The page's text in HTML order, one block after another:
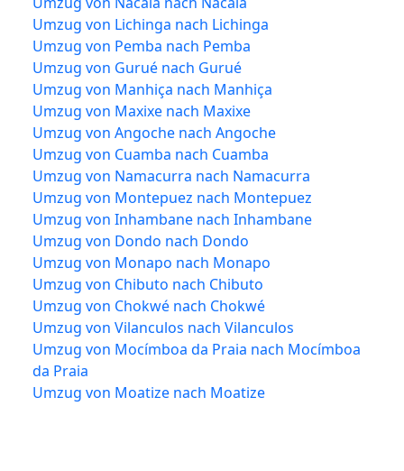
Umzug von Lichinga nach Lichinga
Umzug von Pemba nach Pemba
Umzug von Gurué nach Gurué
Umzug von Manhiça nach Manhiça
Umzug von Maxixe nach Maxixe
Umzug von Angoche nach Angoche
Umzug von Cuamba nach Cuamba
Umzug von Namacurra nach Namacurra
Umzug von Montepuez nach Montepuez
Umzug von Inhambane nach Inhambane
Umzug von Dondo nach Dondo
Umzug von Monapo nach Monapo
Umzug von Chibuto nach Chibuto
Umzug von Chokwé nach Chokwé
Umzug von Vilanculos nach Vilanculos
Umzug von Mocímboa da Praia nach Mocímboa
da Praia
Umzug von Moatize nach Moatize